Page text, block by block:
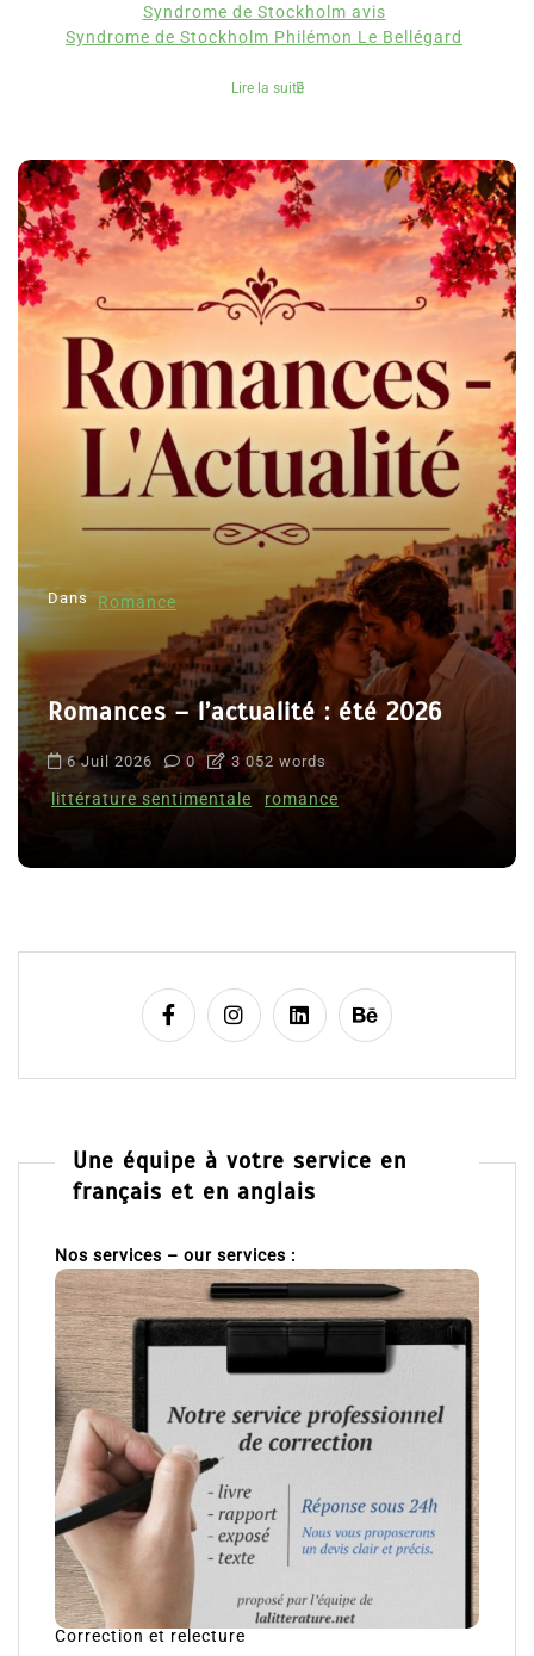
Syndrome de Stockholm avis
Syndrome de Stockholm Philémon Le Bellégard
Lire la suite
Dans Romance
Romances – l’actualité : été 2026
6 Juil 2026 0 3 052 words
littérature sentimentale romance
Une équipe à votre service en
français et en anglais
Nos services – our services :
Correction et relecture